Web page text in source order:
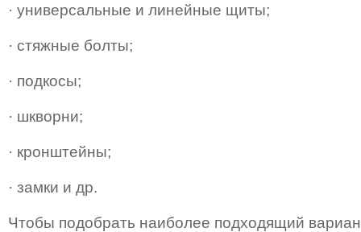
· универсальные и линейные щиты;
· стяжные болты;
· подкосы;
· шкворни;
· кронштейны;
· замки и др.
Чтобы подобрать наиболее подходящий